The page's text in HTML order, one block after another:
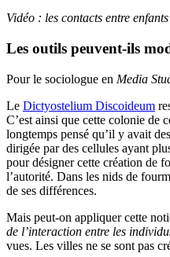
Vidéo : les contacts entre
Les outils peuvent-ils
Pour le sociologue en Media
Le Dictyostelium Discoideum
C’est ainsi que cette colonie de
longtemps pensé qu’il y avait
dirigée par des cellules ayant
pour désigner cette création de
l’autorité. Dans les nids de
de ses différences.
Mais peut-on appliquer cette
de l’interaction entre les
vues. Les villes ne se sont pas